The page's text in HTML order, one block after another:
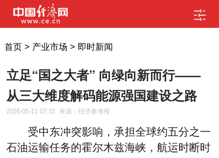
首页> 产业市场 > 即时新闻
立足“国之大者” 向绿向新而行——
从三大维度解码能源强国建设之路
2026-05-11 07:32 来源：经济参考报
受中东冲突影响，承担全球约五分之一
石油运输任务的霍尔木兹海峡，航运时断时